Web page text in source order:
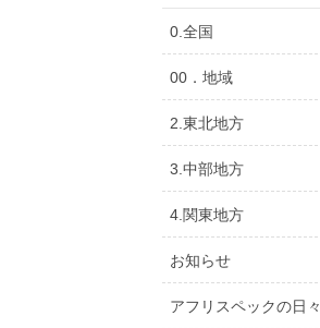
0.全国
00．地域
2.東北地方
3.中部地方
4.関東地方
お知らせ
アフリスペックの日々